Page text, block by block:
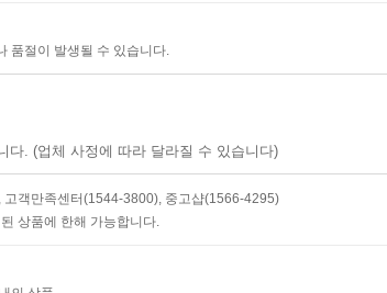
품절이 발생될 수 있습니다.
. (업체 사정에 따라 달라질 수 있습니다)
, 고객만족센터(1544-3800), 중고샵(1566-4295)
상품에 한해 가능합니다.